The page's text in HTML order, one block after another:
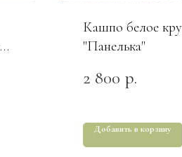
Кашпо белое
"Панелька"
2 800 р.
Добавить в корзину